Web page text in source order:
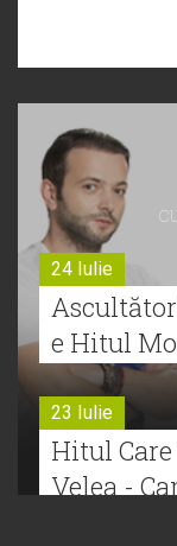
24 Iulie
e Hitul
23 Iulie
Hitul
Velea -